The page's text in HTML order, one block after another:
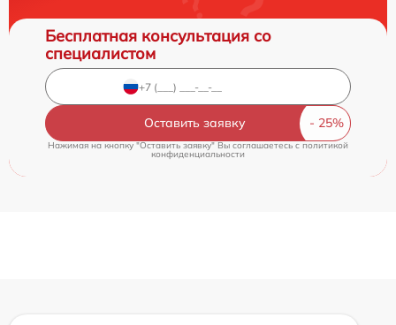
Бесплатная консультация со
специалистом
Оставить заявку
Нажимая на кнопку "Оставить заявку" Вы соглашаетесь cполитикой
конфиденциальности